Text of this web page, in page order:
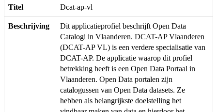
Titel Dcat-ap-vl
Beschrijving
Dit applicatieprofiel beschrijft Open Data
Catalogi in Vlaanderen. DCAT-AP Vlaanderen
(DCAT-AP VL) is een verdere specialisatie van
DCAT-AP. De applicatie waarop dit profiel
betrekking heeft is een Open Data Portaal in
Vlaanderen. Open Data portalen zijn
catalogussen van Open Data datasets. Ze
hebben als belangrijkste doelstelling het